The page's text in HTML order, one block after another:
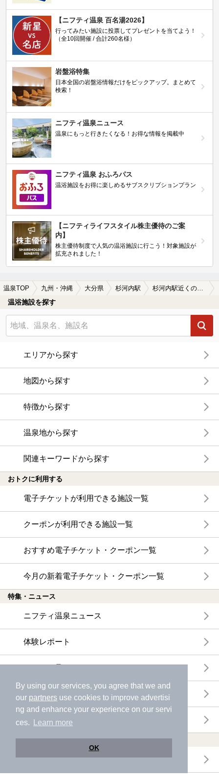
By using our services, you agree that we and
our partners use cookies to improve advertisi
ng and enhance your experience on our servi
ces.
Learn more
OK
【ニフティ温泉 百名湯2026】
行ってみたい施設に投票してプレゼントを当てよう！
（全10回開催 / 合計260名様）
岩盤浴特集
日本全国の岩盤浴情報だけをピックアップ。まとめて
検索！
ニフティ温泉ニュース
温泉にもっと行きたくなる！お得な情報を掲載中
ニフティ温泉 おふろパス
温浴施設をお得に楽しめるサブスクリプションプラン
【ニフティライフスタイル株主優待のご案
内】
株主優待制度で人気の温浴施設に行こう！対象施設が
拡充されました！
温泉TOP 九州・沖縄 大分県 杉河内駅 杉河内駅近くの温泉宿・温泉旅館・ホテルおすすめ(2026年版)
温浴施設を探す
エリアから探す
地図から探す
特徴から探す
温泉地から探す
関連キーワードから探す
おトクに利用する
電子チケットが利用できる施設一覧
クーポンが利用できる施設一覧
おすすめ電子チケット・クーポン一覧
今月の新着電子チケット・クーポン一覧
特集・ニュース
ニフティ温泉ニュース
体験レポート
ニフティ温泉からのお知らせ
温浴施設ランキング
年間温泉ランキング